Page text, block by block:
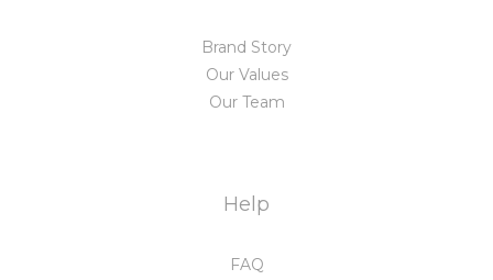
Brand Story
Our Values
Our Team
Help
FAQ